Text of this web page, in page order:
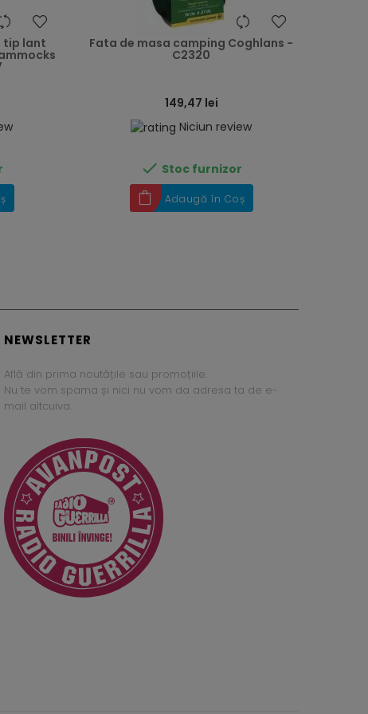
heart
tip lant
heart
Fata de masa camping Coghlans -
C2320
149,47 lei
Niciun review
 Stoc furnizor
Adaugă în Coș
NEWSLETTER
Află din prima noutățile sau promoțiile.
Nu te vom spama și nici nu vom da adresa ta de e-
mail altcuiva.